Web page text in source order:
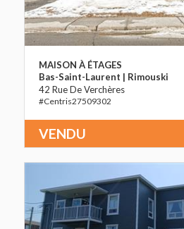
MAISON À ÉTAGES
Bas-Saint-Laurent | Rimouski
42 Rue De Verchères
27509302
VENDU